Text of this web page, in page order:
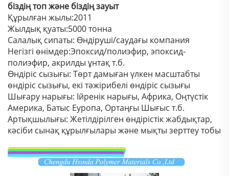
біздің топ және біздің зауыт
Құрылған жылы:2011
Жылдық қуаты:5000 тонна
Салалық сипаты: Өндіруші/саудағы компания
Негізгі өнімдер:Эпоксид/полиэфир, эпоксид-
полиэфир, акрилды ұнтақ т.б.
Өндіріс сызығы: Төрт дамыған үлкен масштабты
өндіріс сызығы, екі тәжірибелі өндіріс сызығы
Шығару нарығы: Ійренік нарығы, Африка, Оңтүстік
Америка, Батыс Еуропа, Ортаңғы Шығыс т.б.
Артықшылығы: Жетілдірілген өндірістік жабдықтар,
кәсіби сынақ құрылғылары және мықты зерттеу тобы